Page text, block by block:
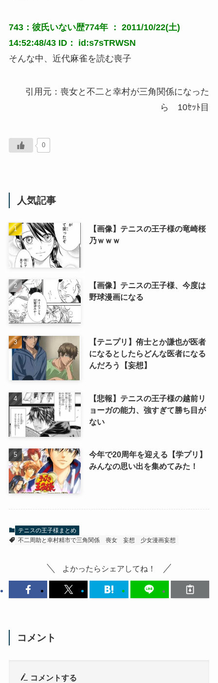
743：彼氏いない歴774年 ： 2011/10/22(土)
14:52:48/43 ID： id:s7sTRWSN
そんな中、近代麻雀を読む喪子
引用元：喪女と不二と幸村が三角関係になった
ら 10ｾｯﾄ目
0
人気記事
【画像】テニスの王子様の竜崎桜
乃ｗｗｗ
【画像】テニスの王子様、今度は
野球漫画になる
【テニプリ】侑士とか謙也が医者
になるとしたらどんな医者になる
んだろう【妄想】
【悲報】テニスの王子様の越前リ
ョーガの能力、強すぎて勝ち目が
ない
今年で20周年を迎える【学プリ】
みんなの思い出を集めてみた！
テニスの王子様まとめ
不二周助と幸村精市で三角関係
喪女 妄想 少女漫画妄想
よかったらシェアしてね！
コメント
コメントする